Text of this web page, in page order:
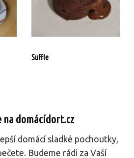
Suffle
na domácídort.cz
domácí sladké pochoutky,
Budeme rádi za Vaší